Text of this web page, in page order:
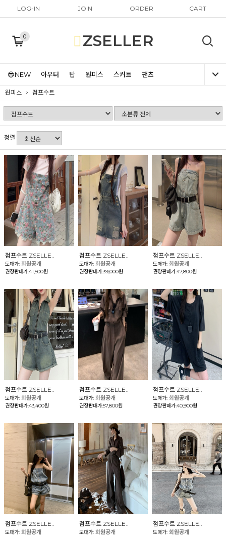
LOG-IN JOIN ORDER CART
0 ZSELLER
😎NEW 아우터 탑 원피스 스커트 팬츠
원피스 점프수트
정렬
점프수트 ZSELLE..
도매가: 회원공개
권장판매가:41,500원
점프수트 ZSELLE..
도매가: 회원공개
권장판매가:39,000원
점프수트 ZSELLE..
도매가:회원공개
권장판매가:47,800원
점프수트 ZSELLE..
도매가: 회원공개
권장판매가:43,400원
점프수트 ZSELLE..
도매가: 회원공개
권장판매가:57,800원
점프수트 ZSELLE..
도매가:회원공개
권장판매가:40,900원
점프수트 ZSELLE..
도매가: 회원공개
점프수트 ZSELLE..
도매가: 회원공개
점프수트 ZSELLE..
도매가:회원공개